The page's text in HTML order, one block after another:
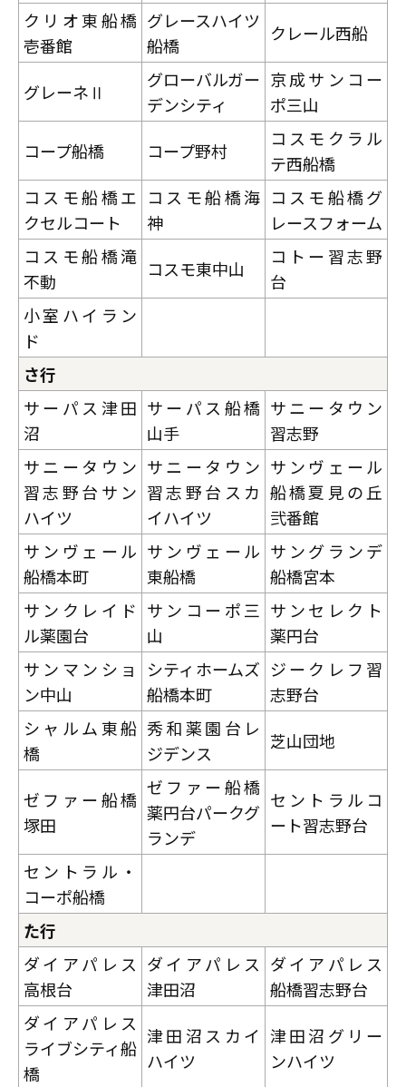
クリオ東船橋
壱番館
グレースハイツ
船橋
クレール西船
グレーネⅡ
グローバルガー
デンシティ
京成サンコー
ポ三山
コープ船橋
コープ野村
コスモクラル
テ西船橋
コスモ船橋エ
クセルコート
コスモ船橋海
神
コスモ船橋グ
レースフォーム
コスモ船橋滝
不動
コスモ東中山
コトー習志野
台
小室ハイラン
ド
さ行
サーパス津田
沼
サーパス船橋
山手
サニータウン
習志野
サニータウン
習志野台サン
ハイツ
サニータウン
習志野台スカ
イハイツ
サンヴェール
船橋夏見の丘
弐番館
サンヴェール
船橋本町
サンヴェール
東船橋
サングランデ
船橋宮本
サンクレイド
ル薬園台
サンコーポ三
山
サンセレクト
薬円台
サンマンショ
ン中山
シティホームズ
船橋本町
ジークレフ習
志野台
シャルム東船
橋
秀和薬園台レ
ジデンス
芝山団地
ゼファー船橋
塚田
ゼファー船橋
薬円台パークグ
ランデ
セントラルコ
ート習志野台
セントラル・
コーポ船橋
た行
ダイアパレス
高根台
ダイアパレス
津田沼
ダイアパレス
船橋習志野台
ダイアパレス
ライブシティ船
橋
津田沼スカイ
ハイツ
津田沼グリー
ンハイツ